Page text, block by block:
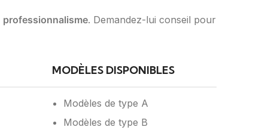
professionnalisme. Demandez-lui conseil pour
MODÈLES DISPONIBLES
Modèles de type A
Modèles de type B